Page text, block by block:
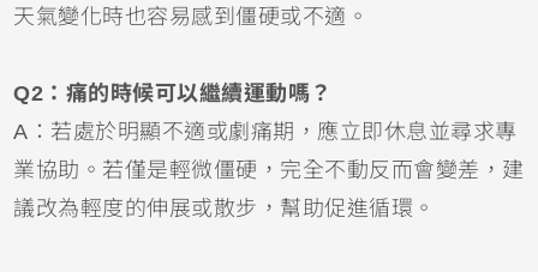
天氣變化時也容易感到僵硬或不適。
Q2：痛的時候可以繼續運動嗎？
A：若處於明顯不適或劇痛期，應立即休息並尋求專
業協助。若僅是輕微僵硬，完全不動反而會變差，建
議改為輕度的伸展或散步，幫助促進循環。